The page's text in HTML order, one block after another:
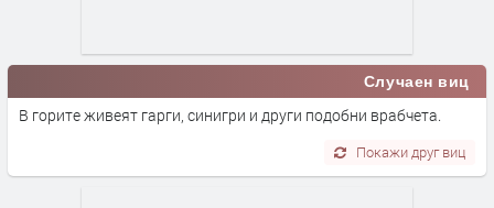
Случаен виц
В горите живеят гарги, синигри и други подобни врабчета.
Покажи друг виц